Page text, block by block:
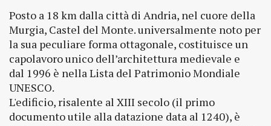
Posto a 18 km dalla città di Andria, nel cuore della
Murgia, Castel del Monte. universalmente noto per
la sua peculiare forma ottagonale, costituisce un
capolavoro unico dell’architettura medievale e
dal 1996 è nella Lista del Patrimonio Mondiale
UNESCO.
L'edificio, risalente al XIII secolo (il primo
documento utile alla datazione data al 1240), è